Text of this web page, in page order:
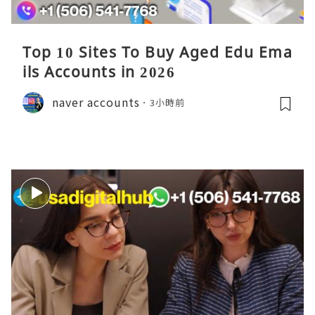
Top 10 Sites To Buy Aged Edu Ema
ils Accounts in 2026
naver accounts 3小時前